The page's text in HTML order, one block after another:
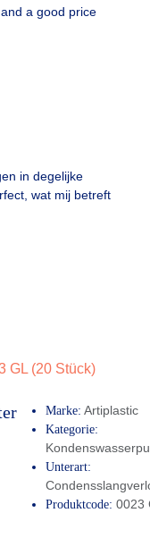
a good price
in degelijke
wat mij betreft
Marke: Artiplastic
Kategorie:
Unterart:
Produktcode: 0023